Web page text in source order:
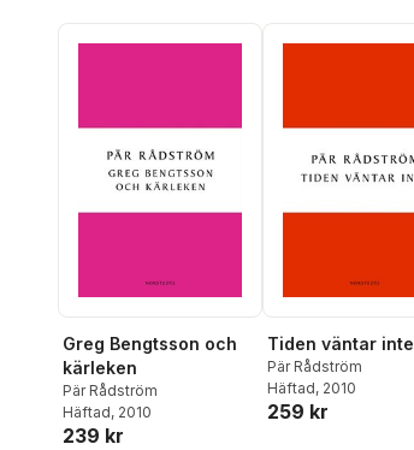
Greg Bengtsson och
kärleken
Pär Rådström
Häftad, 2010
239 kr
Tiden väntar inte
Pär Rådström
Häftad, 2010
259 kr